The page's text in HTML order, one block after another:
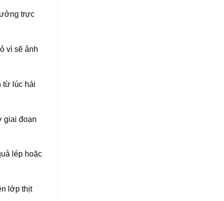
trực
vì sẽ ảnh
từ lúc hái
giai đoạn
lép hoặc
lớp thịt